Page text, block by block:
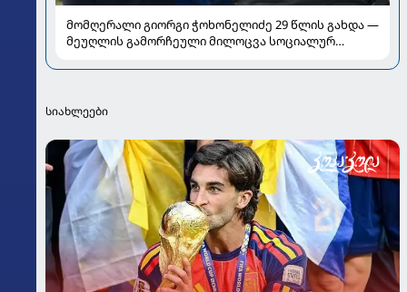
მომღერალი გიორგი ჭოხონელიძე 29 წლის გახდა —
მეუღლის გამორჩეული მილოცვა სოციალურ
სიახლეები